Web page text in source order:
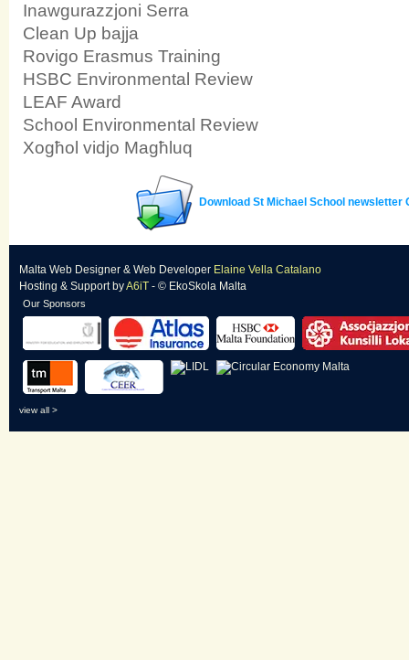
Inawgurazzjoni Serra
Clean Up bajja
Rovigo Erasmus Training
HSBC Environmental Review
LEAF Award
School Environmental Review
Xogħol vidjo Magħluq
Download St Michael School newsletter
Malta Web Designer & Web Developer Elaine Vella Catalano
Hosting & SupportbyA6iT - © EkoSkola Malta
Our Sponsors
view all >